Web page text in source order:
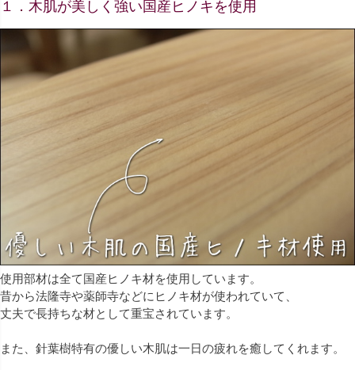
１．木肌が美しく強い国産ヒノキを使用
使用部材は全て国産ヒノキ材を使用しています。
昔から法隆寺や薬師寺などにヒノキ材が使われていて、
丈夫で長持ちな材として重宝されています。
また、針葉樹特有の優しい木肌は一日の疲れを癒してくれます。